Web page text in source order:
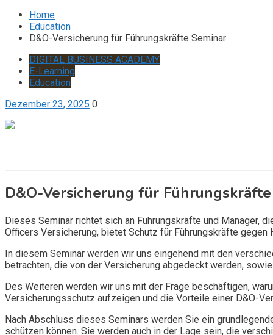
Home
Education
D&O-Versicherung für Führungskräfte Seminar
DIGITAL BUSINESS ACADEMY
E-Learning
Education
Dezember 23, 2025 0
D&O-Versicherung für
Dieses Seminar richtet sich an Führungskräfte und Manager,
Officers Versicherung, bietet Schutz für Führungskräfte
In diesem Seminar werden wir uns eingehend mit den
betrachten, die von der Versicherung abgedeckt werden,
Des Weiteren werden wir uns mit der Frage beschäftigen,
Versicherungsschutz aufzeigen und die Vorteile einer D&O-
Nach Abschluss dieses Seminars werden Sie ein
schützen können. Sie werden auch in der Lage sein, die